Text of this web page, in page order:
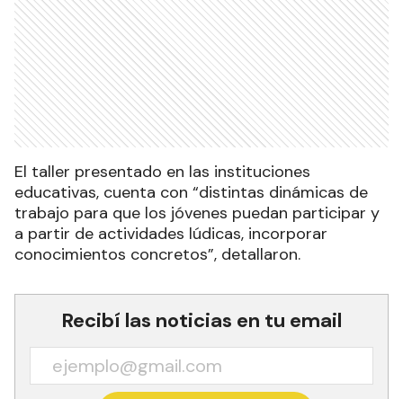
El taller presentado en las instituciones
educativas, cuenta con “distintas dinámicas de
trabajo para que los jóvenes puedan participar y
a partir de actividades lúdicas, incorporar
conocimientos concretos”, detallaron.
Recibí las noticias en tu email